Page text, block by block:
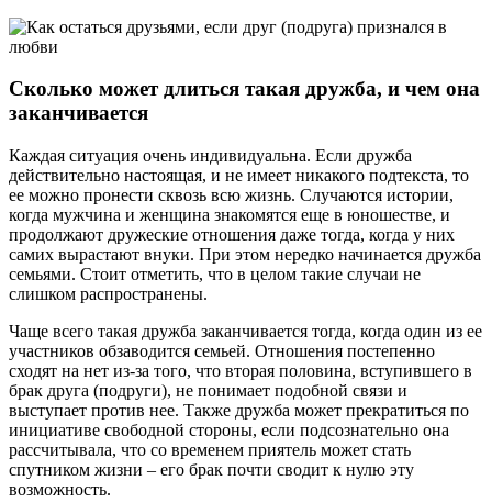
Сколько может длиться такая дружба, и чем она
заканчивается
Каждая ситуация очень индивидуальна. Если дружба
действительно настоящая, и не имеет никакого подтекста, то
ее можно пронести сквозь всю жизнь. Случаются истории,
когда мужчина и женщина знакомятся еще в юношестве, и
продолжают дружеские отношения даже тогда, когда у них
самих вырастают внуки. При этом нередко начинается дружба
семьями. Стоит отметить, что в целом такие случаи не
слишком распространены.
Чаще всего такая дружба заканчивается тогда, когда один из ее
участников обзаводится семьей. Отношения постепенно
сходят на нет из-за того, что вторая половина, вступившего в
брак друга (подруги), не понимает подобной связи и
выступает против нее. Также дружба может прекратиться по
инициативе свободной стороны, если подсознательно она
рассчитывала, что со временем приятель может стать
спутником жизни – его брак почти сводит к нулю эту
возможность.